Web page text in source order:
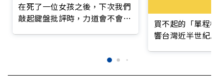
在死了一位女孩之後，下次我們
敲起鍵盤批評時，力道會不會輕
買不起的「單程
響台灣近半世紀